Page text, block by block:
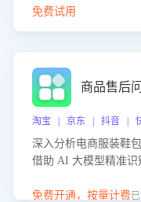
免费试用
商品售后
淘宝 | 京东 | 抖音 |
深入分析电商服装鞋
借助 AI 大模型精准识
议，助力商家优化产
免费开通，按量计费